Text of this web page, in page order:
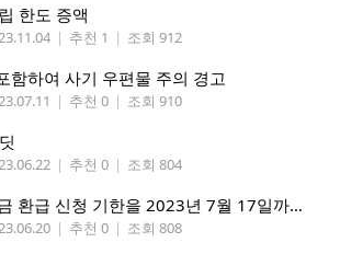
한도 증액
| 추천 1 | 조회 912
함하여 사기 우편물 주의 경고
| 추천 0 | 조회 910
| 추천 0 | 조회 804
IRS는 2019년 세금 환급 신청 기한을 2023년 7월 17일까지 연장했습니다.
| 추천 0 | 조회 808